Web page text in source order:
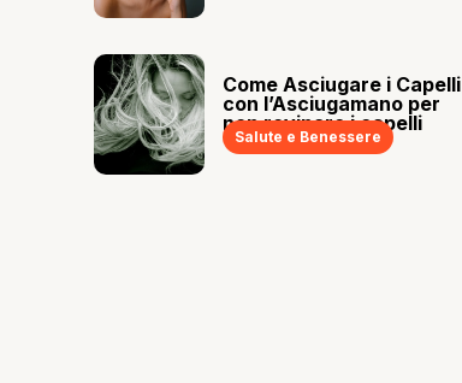
Come Asciugare i Capelli
con l’Asciugamano per
non rovinare i capelli
Salute e Benessere